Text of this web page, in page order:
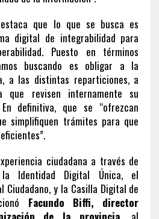
que lo que se busca es
digital de integrabilidad para
Puesto en términos
buscando es obligar a la
a las distintas reparticiones, a
que revisen internamente su
definitiva, que se “ofrezcan
simplifiquen trámites para que
ciudadana a través de
la Identidad Digital Única, el
Ciudadano, y la Casilla Digital de
Facundo Biffi, director